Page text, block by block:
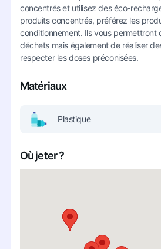
concentrés et utilisez des éco-
produits concentrés, préférez les
conditionnement. Ils vous permettront
déchets mais également de réaliser
respecter les doses préconisées.
Matériaux
Plastique
Où jeter ?